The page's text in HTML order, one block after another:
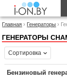
Главная › Генераторы ›
ГЕНЕРАТОРЫ
Сортировка
Бензиновый